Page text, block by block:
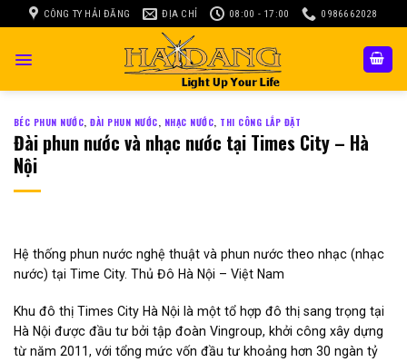
to
CÔNG TY HẢI ĐĂNG ĐỊA CHỈ 08:00 - 17:00 0986662028
BÉC PHUN NƯỚC,ĐÀI PHUN NƯỚC, NHẠC NƯỚC, THI CÔNG LẮP ĐẶT
Đài phun nước và nhạc nước tại Times City – Hà
Nội
Hệ thống phun nước nghệ thuật và phun nước theo nhạc (nhạc
nước) tại Time City. Thủ Đô Hà Nội – Việt Nam
Khu đô thị Times City Hà Nội là một tổ hợp đô thị sang trọng tại
Hà Nội được đầu tư bởi tập đoàn Vingroup, khởi công xây dựng
từ năm 2011, với tổng mức vốn đầu tư khoảng hơn 30 ngàn tỷ